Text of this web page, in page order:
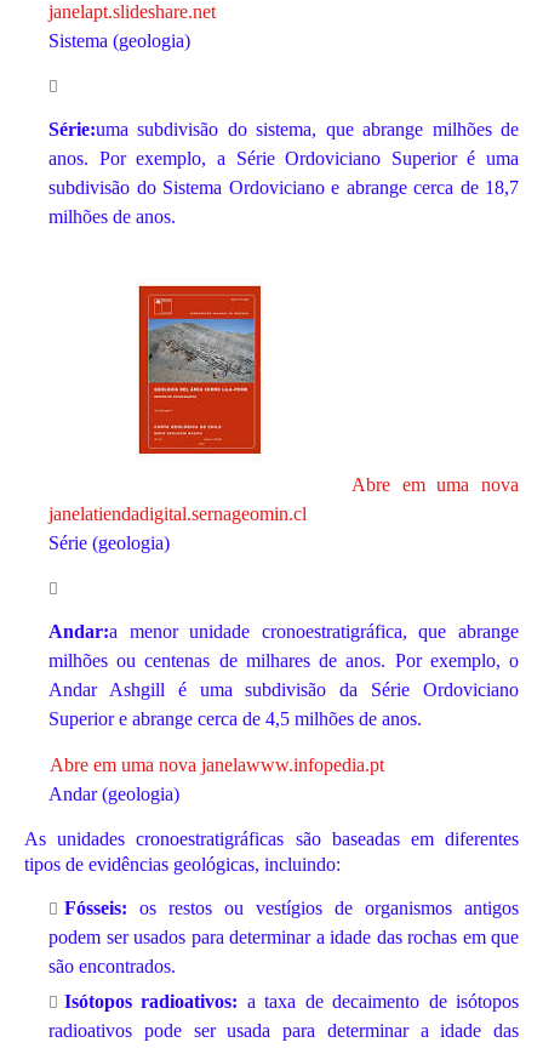
janelapt.slideshare.net
Sistema (geologia)
Série:uma subdivisão do sistema, que abrange milhões de
anos. Por exemplo, a Série Ordoviciano Superior é uma
subdivisão do Sistema Ordoviciano e abrange cerca de 18,7
milhões de anos.
Abre em uma nova
janelatiendadigital.sernageomin.cl
Série (geologia)
Andar:a menor unidade cronoestratigráfica, que abrange
milhões ou centenas de milhares de anos. Por exemplo, o
Andar Ashgill é uma subdivisão da Série Ordoviciano
Superior e abrange cerca de 4,5 milhões de anos.
Abre em uma nova janelawww.infopedia.pt
Andar (geologia)
As unidades cronoestratigráficas são baseadas em diferentes
tipos de evidências geológicas, incluindo:
Fósseis: os restos ou vestígios de organismos antigos
podem ser usados para determinar a idade das rochas em que
são encontrados.
Isótopos radioativos: a taxa de decaimento de isótopos
radioativos pode ser usada para determinar a idade das